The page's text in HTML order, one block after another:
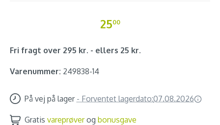
2500
Fri fragt over 295 kr. - ellers 25 kr.
Varenummer: 249838-14
På vej på lager - Forventet lagerdato:07.08.2026
Gratis vareprøverog bonusgave